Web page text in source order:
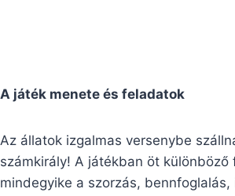
A játék menete és feladatok
Az állatok izgalmas versenybe
számkirály! A játékban öt
mindegyike a szorzás,